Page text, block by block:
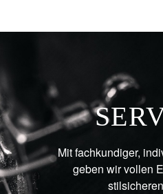
Mit fachkundiger,
geben wir vollen